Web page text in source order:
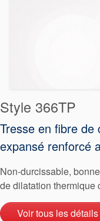
Style 366TP
Tresse en fibre
expansé renforcé
Non-durcissable,
de dilatation thermique
Voir tous les détails